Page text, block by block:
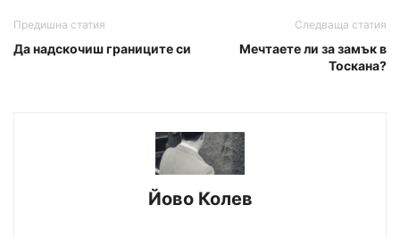
Предишна статия
Да надскочиш границите си
Следваща статия
Мечтаете ли за замък в
Тоскана?
Йово Колев